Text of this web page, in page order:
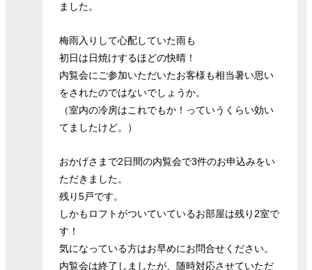
ました。
梅雨入りして心配していた雨も
初日は日焼けするほどの快晴！
内覧会にご参加いただいたお客様も相当暑い思い
をされたのではないでしょうか。
（室内の冷房はこれでもか！っていうくらい効い
てましたけど。）
おかげさまで2日間の内覧会で3件のお申込みをい
ただきました。
残り5戸です。
しかもロフトがついていているお部屋は残り2室で
す！
気になっている方はお早めにお問合せください。
内覧会は終了しましたが、随時対応させていただ